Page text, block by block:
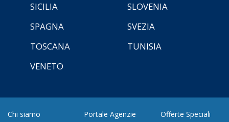
SICILIA
SLOVENIA
SPAGNA
SVEZIA
TOSCANA
TUNISIA
VENETO
Chi siamo
Portale Agenzie
Offerte Speciali